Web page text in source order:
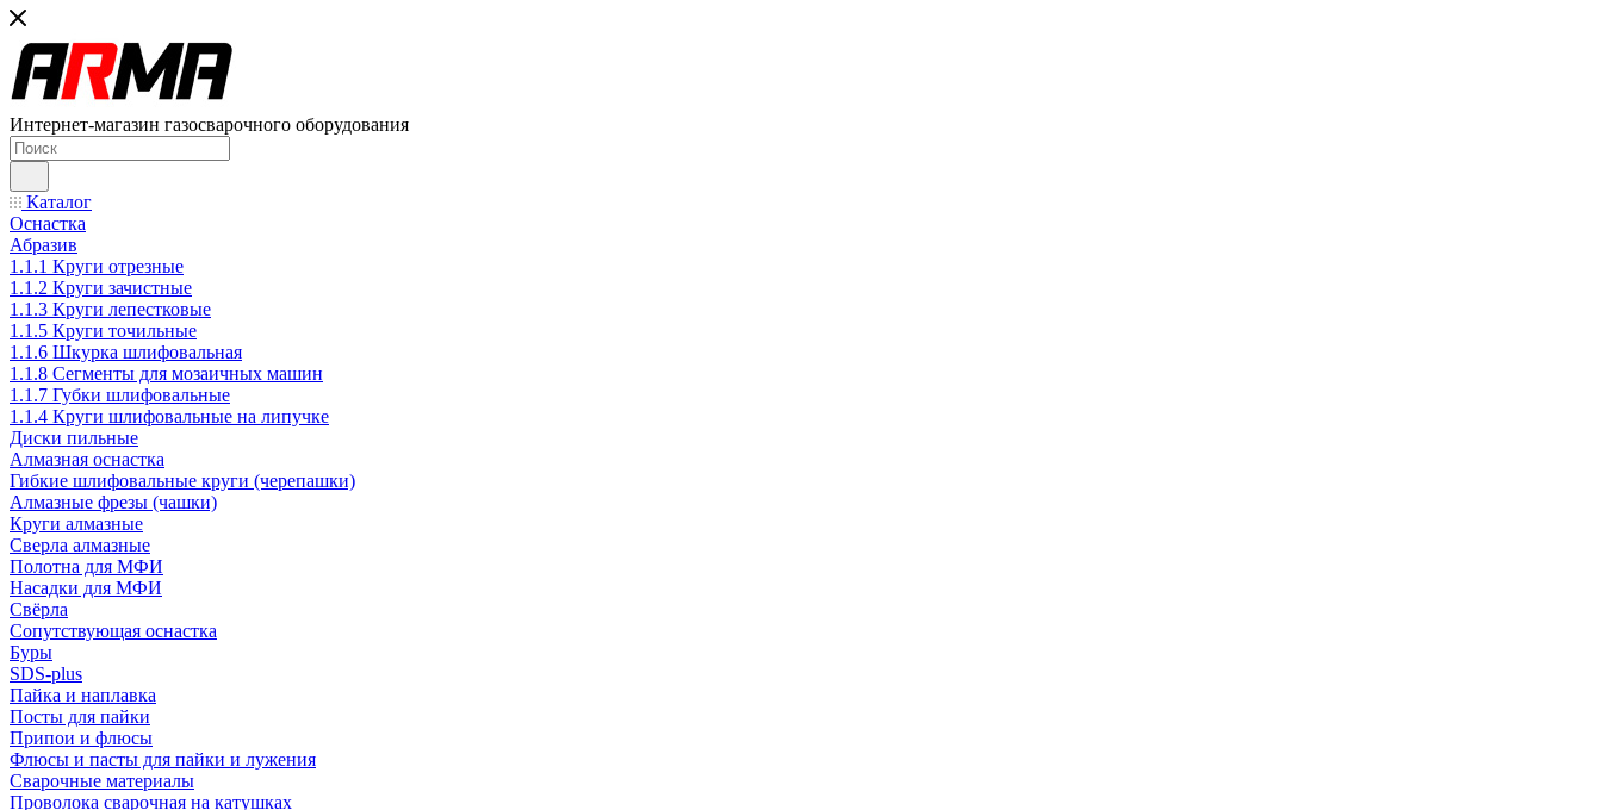
Интернет-магазин газосварочного оборудования
Каталог
Оснастка
Абразив
1.1.1 Круги отрезные
1.1.2 Круги зачистные
1.1.3 Круги лепестковые
1.1.5 Круги точильные
1.1.6 Шкурка шлифовальная
1.1.8 Сегменты для мозаичных машин
1.1.7 Губки шлифовальные
1.1.4 Круги шлифовальные на липучке
Диски пильные
Алмазная оснастка
Гибкие шлифовальные круги (черепашки)
Алмазные фрезы (чашки)
Круги алмазные
Сверла алмазные
Полотна для МФИ
Насадки для МФИ
Свёрла
Сопутствующая оснастка
Буры
SDS-plus
Пайка и наплавка
Посты для пайки
Припои и флюсы
Флюсы и пасты для пайки и лужения
Сварочные материалы
Проволока сварочная на катушках